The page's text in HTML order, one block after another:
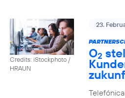
Credits: iStockphoto /
HRAUN
23.
O2